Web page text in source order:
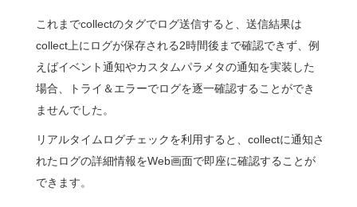
これまでcollectのタグでログ送信すると、送信結果は
collect上にログが保存される2時間後まで確認できず、例
えばイベント通知やカスタムパラメタの通知を実装した
場合、トライ＆エラーでログを逐一確認することができ
ませんでした。
リアルタイムログチェックを利用すると、collectに通知さ
れたログの詳細情報をWeb画面で即座に確認することが
できます。